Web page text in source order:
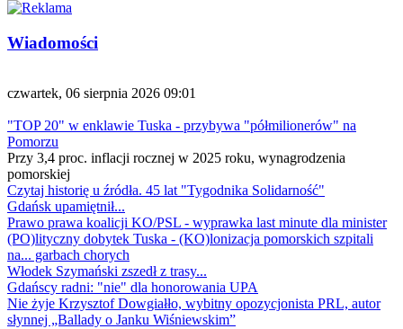
Wiadomości
czwartek, 06 sierpnia 2026 09:01
"TOP 20" w enklawie Tuska - przybywa "półmilionerów" na
Pomorzu
Przy 3,4 proc. inflacji rocznej w 2025 roku, wynagrodzenia
pomorskiej
Czytaj historię u źródła. 45 lat "Tygodnika Solidarność"
Gdańsk upamiętnił...
Prawo prawa koalicji KO/PSL - wyprawka last minute dla minister
(PO)lityczny dobytek Tuska - (KO)lonizacja pomorskich szpitali
na... garbach chorych
Włodek Szymański zszedł z trasy...
Gdańscy radni: "nie" dla honorowania UPA
Nie żyje Krzysztof Dowgiałło, wybitny opozycjonista PRL, autor
słynnej „Ballady o Janku Wiśniewskim”